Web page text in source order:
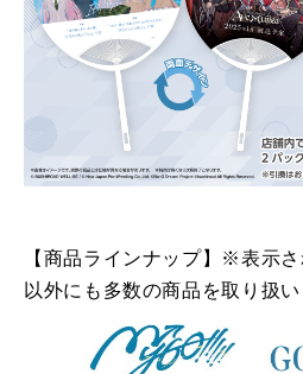
【商品ラインナップ】※表示
以外にも多数の商品を取り扱い